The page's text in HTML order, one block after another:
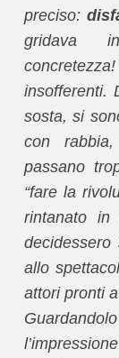
preciso:
gridava in
insofferenti.
sosta, si
con
passano
“fare la
rintanato
allo
attori pronti